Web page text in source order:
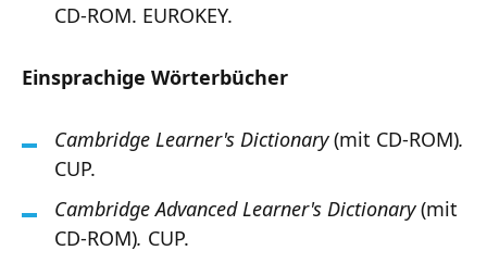
CD-ROM. EUROKEY.
Einsprachige Wörterbücher
Cambridge Learner's Dictionary(mit CD-ROM).
CUP.
CambridgeAdvancedLearner's Dictionary(mit
CD-ROM). CUP.